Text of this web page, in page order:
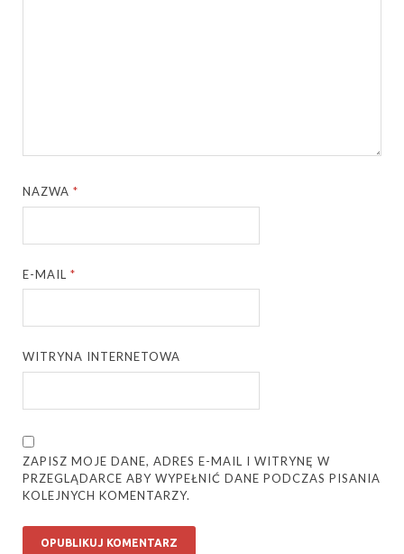
NAZWA*
E-MAIL*
WITRYNA INTERNETOWA
ZAPISZ MOJE DANE, ADRES E-MAIL I WITRYNĘ W
PRZEGLĄDARCE ABY WYPEŁNIĆ DANE PODCZAS PISANIA
KOLEJNYCH KOMENTARZY.